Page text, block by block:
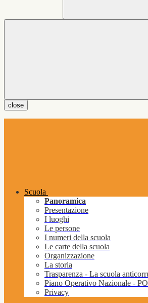
close
Scuola
Panoramica
Presentazione
I luoghi
Le persone
I numeri della scuola
Le carte della scuola
Organizzazione
La storia
Trasparenza - La scuola
Piano Operativo Nazionale -
Privacy